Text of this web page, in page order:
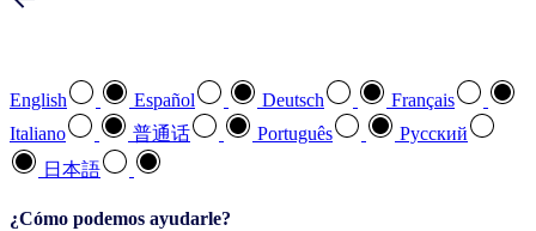
English Español Deutsch
Français
Italiano
普通话 Português
Pусский
日本語
¿Cómo podemos ayudarle?